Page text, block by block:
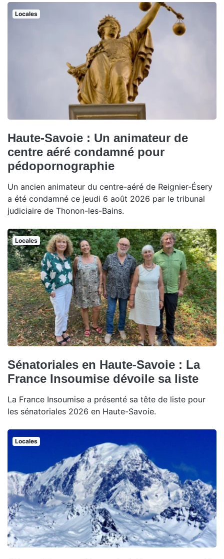
Locales
Haute-Savoie : Un animateur de
centre aéré condamné pour
pédopornographie
Un ancien animateur du centre-aéré de Reignier-Ésery
a été condamné ce jeudi 6 août 2026 par le tribunal
judiciaire de Thonon-les-Bains.
Locales
Sénatoriales en Haute-Savoie : La
France Insoumise dévoile sa liste
La France Insoumise a présenté sa tête de liste pour
les sénatoriales 2026 en Haute-Savoie.
Locales